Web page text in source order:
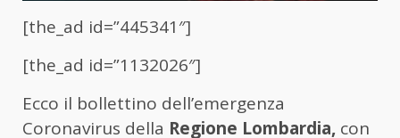
[the_ad id=”445341″]
[the_ad id=”1132026″]
Ecco il bollettino dell’emergenza
Coronavirus della Regione Lombardia, con